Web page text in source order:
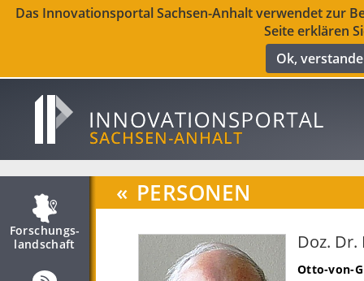
Das Innovationsportal Sachsen-Anhalt verwendet zur
Seite erklären
Ok,
Forschungs­
landschaft
« PERSONEN
Doz.
Otto-von-